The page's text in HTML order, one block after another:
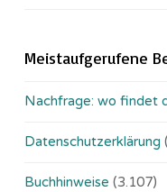
Meistaufgerufene
Nachfrage: wo findet
Datenschutzerklärung
Buchhinweise (3.107)